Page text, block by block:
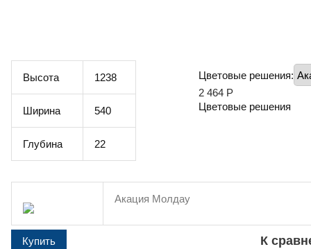
Высота 1238
Ширина 540
Глубина 22
Цветовые решения:
2 464 Р
Цветовые решения
Акация Молдау
К